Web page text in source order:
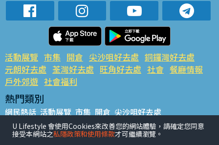
活動展覽 市集 開倉 尖沙咀好去處 銅鑼灣好去處
元朗好去處 荃灣好去處 旺角好去處 社會 餐廳情報
戶外郊遊 社會福利
熱門類別
網民熱話 活動展覽 市集 開倉 尖沙咀好去處
銅鑼灣好去處 元朗好去處 荃灣好去處 旺角好去處 社會
餐廳情報 戶外郊遊
U Lifestyle 會使用Cookies來改善您的網站體驗，請確定您同意
接受本網站之私隱政策和使用條款才可繼續瀏覽。